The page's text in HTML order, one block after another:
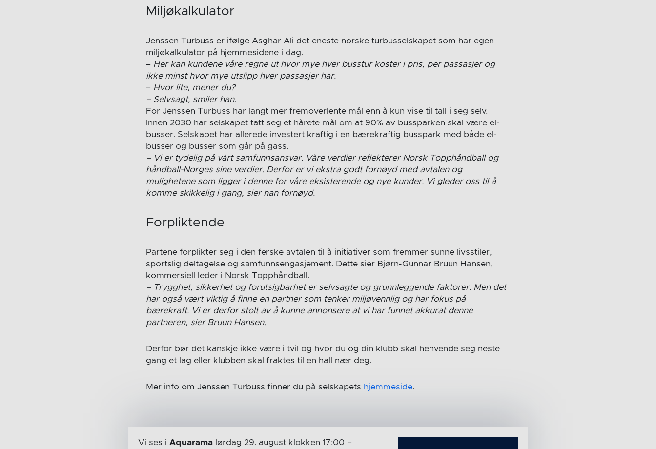
Miljøkalkulator
Jenssen Turbuss er ifølge Asghar Ali det eneste norske turbusselskapet som har egen
miljøkalkulator på hjemmesidene i dag.
– Her kan kundene våre regne ut hvor mye hver busstur koster i pris, per passasjer og
ikke minst hvor mye utslipp hver passasjer har.
– Hvor lite, mener du?
– Selvsagt, smiler han.
For Jenssen Turbuss har langt mer fremoverlente mål enn å kun vise til tall i seg selv.
Innen 2030 har selskapet tatt seg et hårete mål om at 90% av bussparken skal være el-
busser. Selskapet har allerede investert kraftig i en bærekraftig busspark med både el-
busser og busser som går på gass.
– Vi er tydelig på vårt samfunnsansvar. Våre verdier reflekterer Norsk Topphåndball og
håndball-Norges sine verdier. Derfor er vi ekstra godt fornøyd med avtalen og
mulighetene som ligger i denne for våre eksisterende og nye kunder. Vi gleder oss til å
komme skikkelig i gang, sier han fornøyd.
Forpliktende
Partene forplikter seg i den ferske avtalen til å initiativer som fremmer sunne livsstiler,
sportslig deltagelse og samfunnsengasjement. Dette sier Bjørn-Gunnar Bruun Hansen,
kommersiell leder i Norsk Topphåndball.
– Trygghet, sikkerhet og forutsigbarhet er selvsagte og grunnleggende faktorer. Men det
har også vært viktig å finne en partner som tenker miljøvennlig og har fokus på
bærekraft. Vi er derfor stolt av å kunne annonsere at vi har funnet akkurat denne
partneren, sier Bruun Hansen.
Derfor bør det kanskje ikke være i tvil og hvor du og din klubb skal henvende seg neste
gang et lag eller klubben skal fraktes til en hall nær deg.
Mer info om Jenssen Turbuss finner du på selskapets hjemmeside.
Vi ses i Aquaramalørdag 29. august klokken 17:00 –